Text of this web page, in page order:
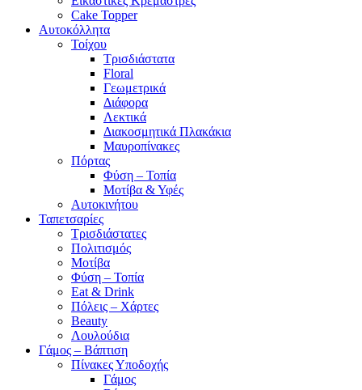
Cake Topper
Αυτοκόλλητα
Τοίχου
Τρισδιάστατα
Floral
Γεωμετρικά
Διάφορα
Λεκτικά
Διακοσμητικά Πλακάκια
Μαυροπίνακες
Πόρτας
Φύση – Τοπία
Μοτίβα & Υφές
Αυτοκινήτου
Ταπετσαρίες
Τρισδιάστατες
Πολιτισμός
Μοτίβα
Φύση – Τοπία
Eat & Drink
Πόλεις – Χάρτες
Beauty
Λουλούδια
Γάμος – Βάπτιση
Πίνακες Υποδοχής
Γάμος